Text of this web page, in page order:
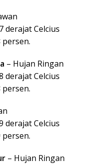
derajat Celcius
– Hujan Ringan
derajat Celcius
derajat Celcius
– Hujan Ringan